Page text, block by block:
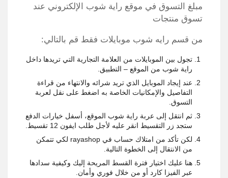
مبلغ التسوق في موقع راية شوب الإلكتروني عند
تسوق منتجات
من قسم رايه شوب موبايلات فقط قم بالتالي:
تجول بين الموبايلات من العلامة التجارية التي تريدها داخل
راية شوب من الموقع – التطبيق.
عند إيجاد الموبايل الذي تريد شرائه والانتهاء من قراءة
التفاصيل والإمكانيات الخاصة به اضغط على نقل لعربة
التسوق.
ثم انتقل إلى عربة راية شوب الموقع، أسفل خيارات الدفع
ستجد زر التقسيط انقر عليه لأجل طلب ايفون 12 تقسيط.
لكن تأكد من امتلاك حساب في rayashop لكي تتمكن
من الانتقال إلى الخطوة التالية.
هنا عليك اختيار فترة القسط المريحة إليك وكيفية سدادها
عبر الفيزا كارد أو من خلال فوري وأمان.